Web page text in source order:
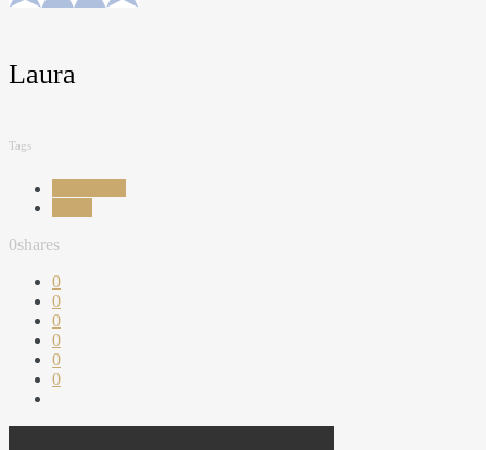
Laura
Tags
0shares
0
0
0
0
0
0